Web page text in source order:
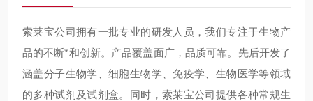
索莱宝公司拥有一批专业的研发人员，我们专注于生物产
品的不断*和创新。产品覆盖面广，品质可靠。先后开发了
涵盖分子生物学、细胞生物学、免疫学、生物医学等领域
的多种试剂及试剂盒。同时，索莱宝公司提供各种常规生